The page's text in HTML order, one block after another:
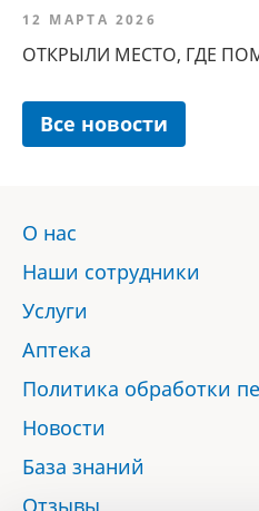
12 МАРТА 2026
ОТКРЫЛИ МЕСТО, ГДЕ
Все новости
О нас
Наши сотрудники
Услуги
Аптека
Политика обработки
Новости
База знаний
Отзывы